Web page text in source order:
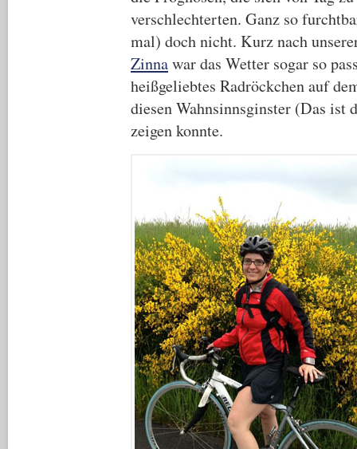
verschlechterten. Ganz so
mal) doch nicht. Kurz nach
Zinnawar das Wetter sogar so
heißgeliebtes Radröckchen auf
diesen Wahnsinnsginster (Das ist
zeigen konnte.